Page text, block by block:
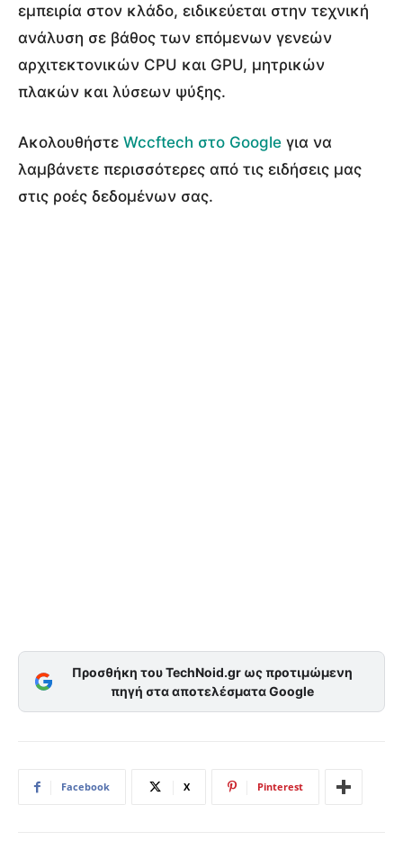
εμπειρία στον κλάδο, ειδικεύεται στην τεχνική
ανάλυση σε βάθος των επόμενων γενεών
αρχιτεκτονικών CPU και GPU, μητρικών
πλακών και λύσεων ψύξης.
Ακολουθήστε Wccftech στο Google για να
λαμβάνετε περισσότερες από τις ειδήσεις μας
στις ροές δεδομένων σας.
Προσθήκη του TechNoid.gr ως προτιμώμενη
πηγή στα αποτελέσματα Google
Facebook X Pinterest